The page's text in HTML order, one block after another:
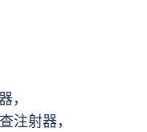
，
注射器，